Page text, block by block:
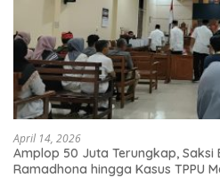
April 14, 2026
Amplop 50 Juta Terungkap, Saksi
Ramadhona hingga Kasus TPPU